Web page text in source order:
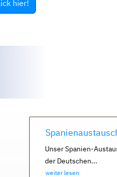
hier!
Unser Spanien-
der Deutschen...
weiter lesen